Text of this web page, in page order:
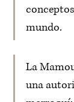
mundo.
La
una